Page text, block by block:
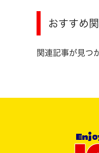
おすすめ
関連記事が見つ